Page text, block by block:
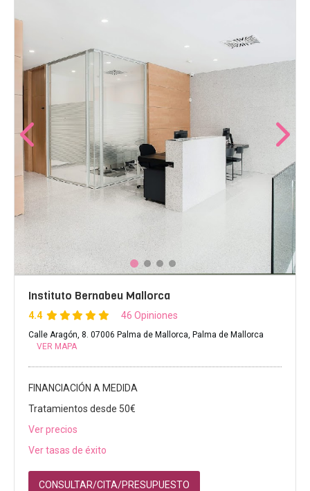
Instituto Bernabeu Mallorca
4.4 46 Opiniones
Calle Aragón, 8. 07006 Palma de Mallorca, Palma de Mallorca
VER MAPA
FINANCIACIÓN A MEDIDA
Tratamientos desde 50€
Ver precios
Ver tasas de éxito
CONSULTAR/CITA/PRESUPUESTO